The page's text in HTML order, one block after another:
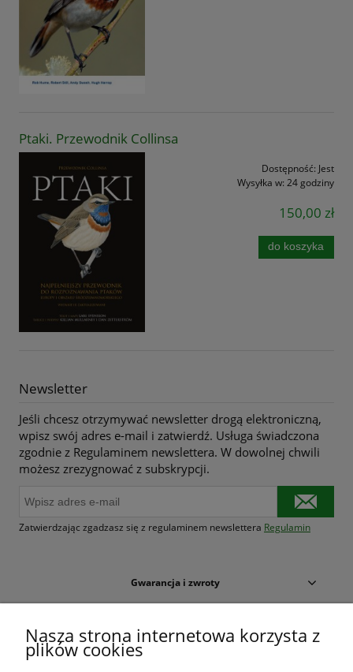
Ptaki. Przewodnik Collinsa
Dostępność: Jest
Wysyłka w: 24 godziny
150,00 zł
do koszyka
Newsletter
Jeśli chcesz otrzymywać newsletter drogą elektroniczną,
wpisz swój adres e-mail i zatwierdź. Usługa świadczona
zgodnie z Regulaminem newslettera. W dowolnej chwili
możesz zrezygnować z subskrypcji.
Zatwierdzając zgadzasz się z regulaminem newslettera Regulamin
Gwarancja i zwroty
Nasza strona internetowa korzysta z
plików cookies